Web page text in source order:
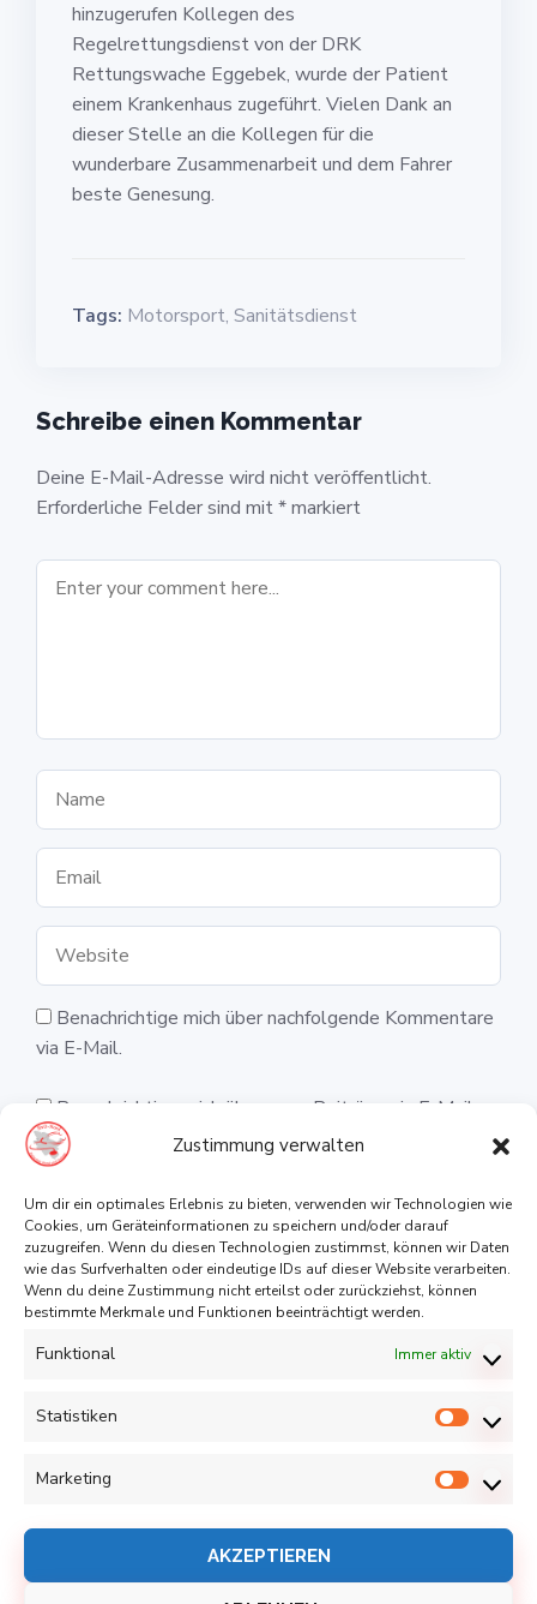
Zustimmung verwalten
Um dir ein optimales Erlebnis zu bieten, verwenden wir Technologien wie
Cookies, um Geräteinformationen zu speichern und/oder darauf
zuzugreifen. Wenn du diesen Technologien zustimmst, können wir Daten
wie das Surfverhalten oder eindeutige IDs auf dieser Website verarbeiten.
Wenn du deine Zustimmung nicht erteilst oder zurückziehst, können
bestimmte Merkmale und Funktionen beeinträchtigt werden.
Funktional Immer aktiv
Statistiken
Marketing
AKZEPTIEREN
hinzugerufen Kollegen des
Regelrettungsdienst von der DRK
Rettungswache Eggebek, wurde der Patient
einem Krankenhaus zugeführt. Vielen Dank an
dieser Stelle an die Kollegen für die
wunderbare Zusammenarbeit und dem Fahrer
beste Genesung.
Tags: Motorsport, Sanitätsdienst
Schreibe einen Kommentar
Deine E-Mail-Adresse wird nicht veröffentlicht.
Erforderliche Felder sind mit*markiert
Benachrichtige mich über nachfolgende Kommentare
via E-Mail.
Benachrichtige mich über neue Beiträge via E-Mail.
Diese Website verwendet Akismet, um Spam zu
verarbeitet werden.